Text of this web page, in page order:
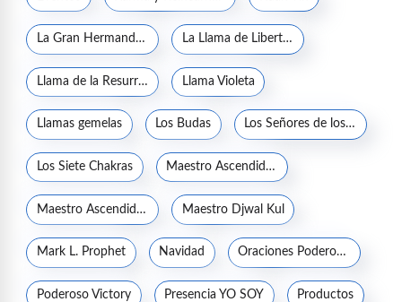
La Gran Hermandad Blanca La Llama de Libertad
Llama de la Resurrección Llama Violeta
Llamas gemelas Los Budas Los Señores de los Siete Rayos
Los Siete Chakras Maestro Ascendido Jesucristo
Maestro Ascendido Kuthumi Maestro Djwal Kul
Mark L. Prophet Navidad Oraciones Poderosas
Poderoso Victory Presencia YO SOY Productos